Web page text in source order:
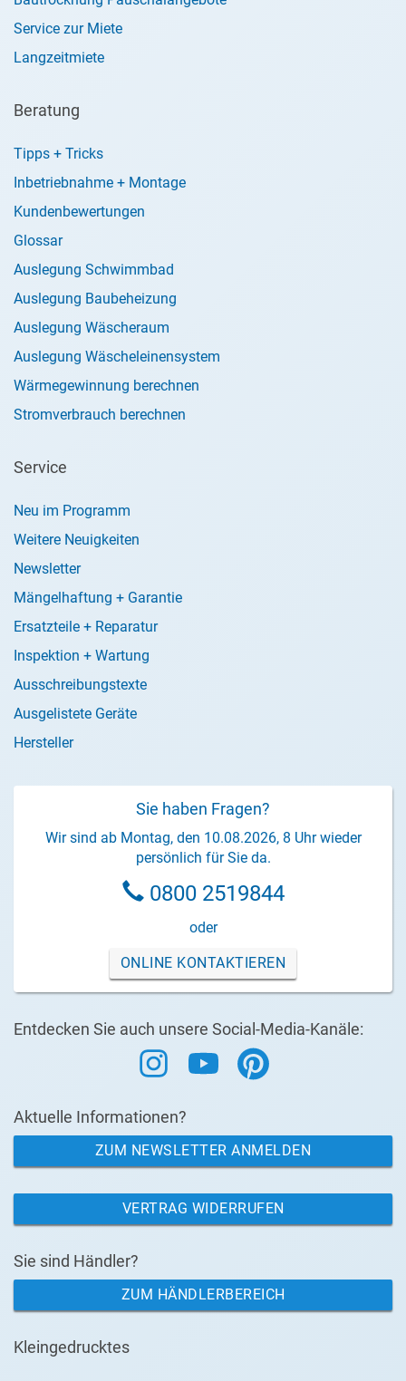
Service zur Miete
Langzeitmiete
Beratung
Tipps + Tricks
Inbetriebnahme + Montage
Kundenbewertungen
Glossar
Auslegung Schwimmbad
Auslegung Baubeheizung
Auslegung Wäscheraum
Auslegung Wäscheleinensystem
Wärmegewinnung berechnen
Stromverbrauch berechnen
Service
Neu im Programm
Weitere Neuigkeiten
Newsletter
Mängelhaftung + Garantie
Ersatzteile + Reparatur
Inspektion + Wartung
Ausschreibungstexte
Ausgelistete Geräte
Hersteller
Sie haben Fragen?
Wir sind ab Montag, den 10.08.2026, 8 Uhr wieder
persönlich für Sie da.
0800 2519844
oder
ONLINE KONTAKTIEREN
Entdecken Sie auch unsere Social-Media-Kanäle:
Aktuelle Informationen?
ZUM NEWSLETTER ANMELDEN
VERTRAG WIDERRUFEN
Sie sind Händler?
ZUM HÄNDLERBEREICH
Kleingedrucktes